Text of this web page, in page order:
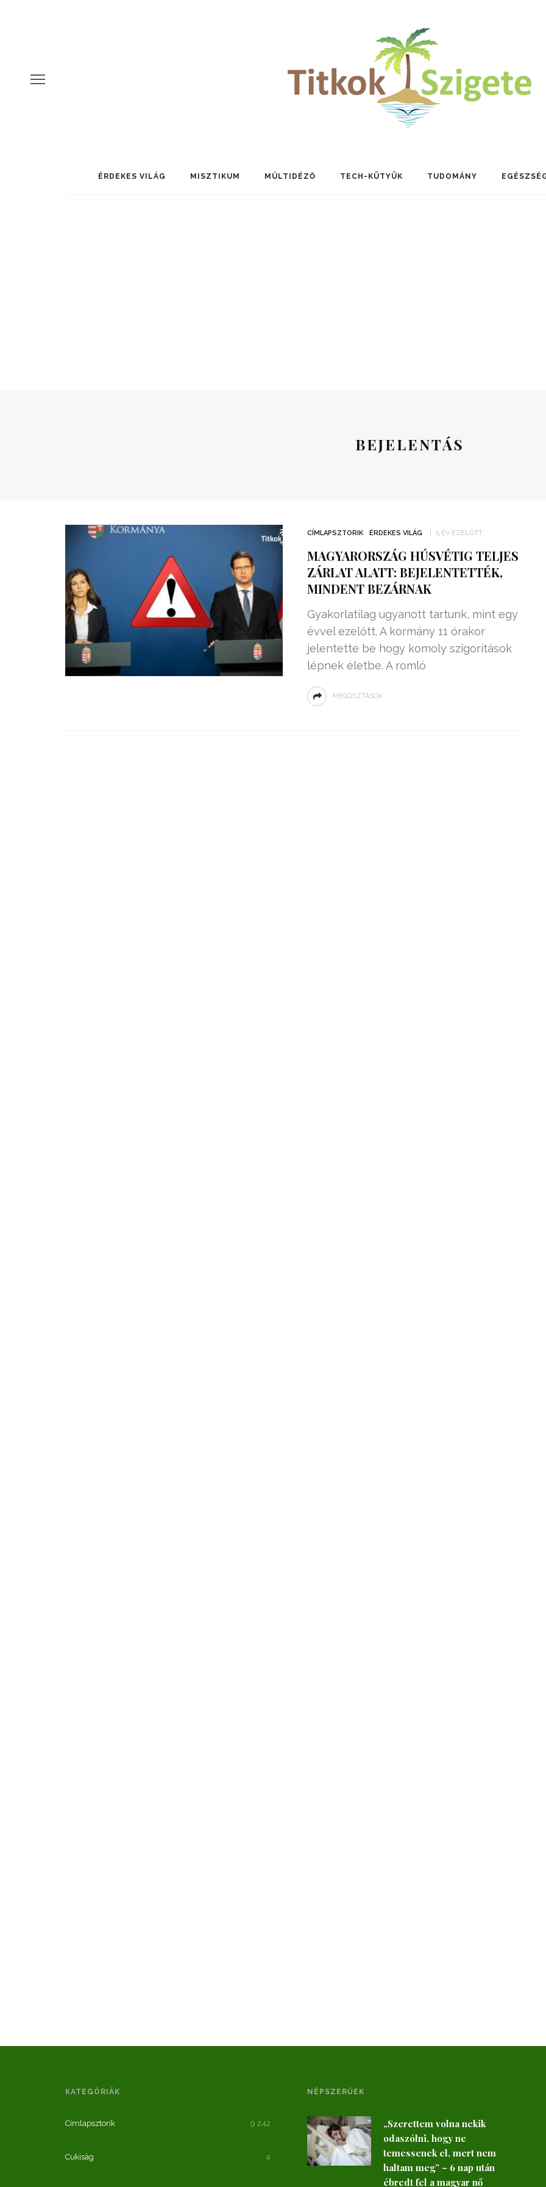
ÉRDEKES VILÁG MISZTIKUM MÚLTIDÉZŐ TECH-KÜTYÜK TUDOMÁNY
BEJELENTÁS
CÍMLAPSZTORIK ÉRDEKES VILÁG 5 ÉV EZELŐTT
MAGYARORSZÁG HÚSVÉTIG TELJES
ZÁRLAT ALATT: BEJELENTETTÉK,
MINDENT BEZÁRNAK
Gyakorlatilag ugyanott tartunk, mint egy
évvel ezelőtt. A kormány 11 órakor
jelentette be hogy komoly szigorítások
lépnek életbe. A romló
MEGOSZTÁSOK
KATEGÓRIÁK
Címlapsztorik 9 242
Cukiság 4
NÉPSZERŰEK
„Szerettem volna nekik
odaszólni, hogy ne
temessenek el, mert nem
haltam meg” – 6 nap után
ébredt fel a magyar nő